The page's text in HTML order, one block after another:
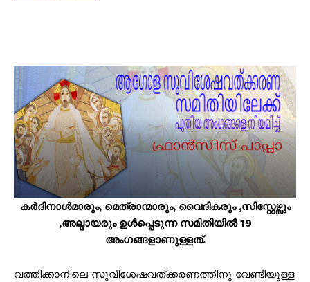
കർദിനാൾമാരും, മെത്രാന്മാരും, വൈദികരും ,സിസ്റ്റേഴ്സും
,അല്മായരും ഉൾപ്പെടുന്ന സമിതിയിൽ 19
അംഗങ്ങളാണുള്ളത്.
വത്തിക്കാനിലെ സുവിശേഷവത്ക്കരണത്തിനു വേണ്ടിയുള്ള